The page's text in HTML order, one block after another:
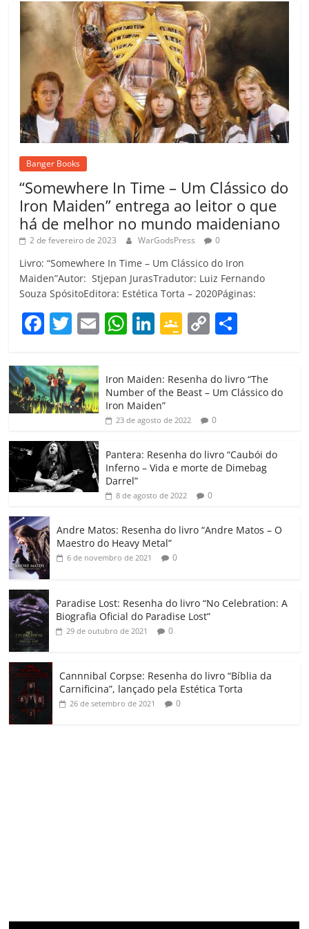
Banger Books
“Somewhere In Time – Um Clássico do
Iron Maiden” entrega ao leitor o que
há de melhor no mundo maideniano
2 de fevereiro de 2023 WarGodsPress 0
Livro: “Somewhere In Time – Um Clássico do Iron
Maiden”Autor: Stjepan JurasTradutor: Luiz Fernando
Souza SpósitoEditora: Estética Torta – 2020Páginas:
F
c
e
b
o
o
k
T
itt
er
E W
at
s
A
p
Li
e
dI
G
gl
e
Cl
a
ss
ro
o
C
p
y
Li
k
m
p
h
ar
Iron Maiden: Resenha do livro “The
Number of the Beast – Um Clássico do
Iron Maiden”
23 de agosto de 2022 0
Pantera: Resenha do livro “Caubói do
Inferno – Vida e morte de Dimebag
Darrel”
8 de agosto de 2022 0
Andre Matos: Resenha do livro “Andre Matos – O
Maestro do Heavy Metal”
6 de novembro de 2021 0
Paradise Lost: Resenha do livro “No Celebration: A
Biografia Oficial do Paradise Lost”
29 de outubro de 2021 0
Cannnibal Corpse: Resenha do livro “Bíblia da
Carnificina”, lançado pela Estética Torta
26 de setembro de 2021 0